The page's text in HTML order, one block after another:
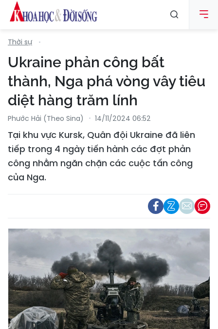
Thời sự
Ukraine phản công bất
thành, Nga phá vòng vây tiêu
diệt hàng trăm lính
Phước Hải (Theo Sina) 14/11/2024 06:52
Tại khu vực Kursk, Quân đội Ukraine đã liên
tiếp trong 4 ngày tiến hành các đợt phản
công nhằm ngăn chặn các cuộc tấn công
của Nga.